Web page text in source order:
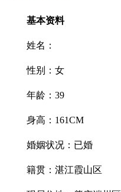
基本资料
姓名：
性别：女
年龄：39
身高：161CM
婚姻状况：已婚
籍贯：湛江霞山区